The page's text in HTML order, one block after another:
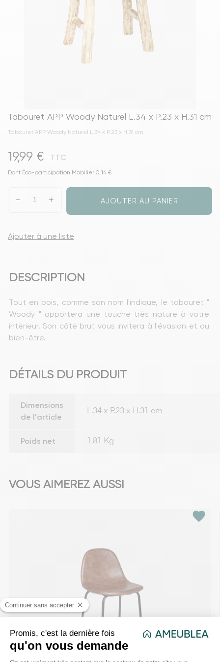
Tabouret APP Woody Naturel L.34 x P.23 x H.31 cm
Tabouret APP Woody Naturel L.34 x P.23 x H.31 cm
19,99 € TTC
Dont Éco-participation Mobilier 0.14 €
AJOUTER AU PANIER
Ajouter à une liste
DESCRIPTION
Tout en bois, comme son nom l'indique, le tabouret "
Woody " apportera une touche très nature à votre
intérieur. Son côté brut vous invitera à l'évasion et au
bien-être.
DÉTAILS DU PRODUIT
Dimensions
de l'article
L.34 x P.23 x H.31 cm
Poids net 1,81 Kg
VOUS AIMEREZ AUSSI
favorite